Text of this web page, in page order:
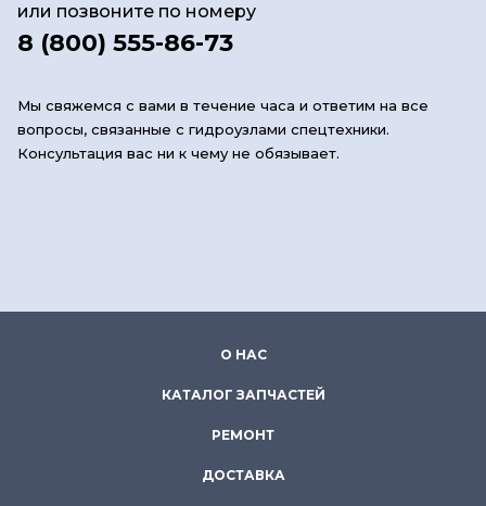
или позвоните по номеру
8 (800) 555-86-73
Мы свяжемся с вами в течение часа и ответим на все
вопросы, связанные с гидроузлами спецтехники.
Консультация вас ни к чему не обязывает.
О НАС
КАТАЛОГ ЗАПЧАСТЕЙ
РЕМОНТ
ДОСТАВКА